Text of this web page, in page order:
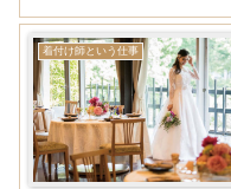
着付け師という仕事